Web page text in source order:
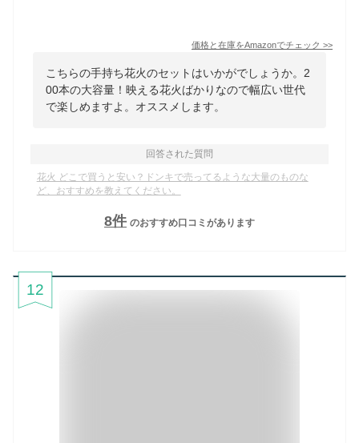
価格と在庫をAmazonでチェック >>
こちらの手持ち花火のセットはいかがでしょうか。2
00本の大容量！映える花火ばかりなので幅広い世代
で楽しめますよ。オススメします。
回答された質問
花火 どこで買うと安い？ドンキで売ってるような大量のものな
ど、おすすめを教えてください。
8件 のおすすめ口コミがあります
12